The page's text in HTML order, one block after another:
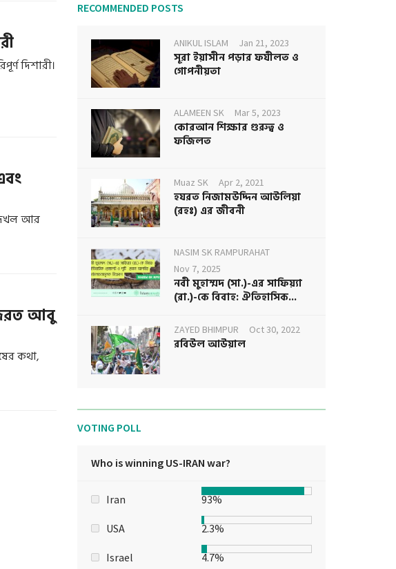
দিশারী।
দখল আর
আবু
কথা,
RECOMMENDED POSTS
ANIKUL ISLAM Jan 21, 2023
সূরা ইয়াসীন পড়ার ফযীলত ও
গোপনীয়তা
ALAMEEN SK Mar 5, 2023
কোরআন শিক্ষার গুরুত্ব ও
ফজিলত
Muaz SK Apr 2, 2021
হযরত নিজামউদ্দিন আউলিয়া
(রহঃ) এর জীবনী
NASIM SK RAMPURAHAT
Nov 7, 2025
নবী মুহাম্মদ (সা.)-এর সাফিয়্যা
(রা.)-কে বিবাহ: ঐতিহাসিক...
ZAYED BHIMPUR Oct 30, 2022
রবিউল আউয়াল
VOTING POLL
Who is winning US-IRAN war?
Iran 93%
USA 2.3%
Israel 4.7%